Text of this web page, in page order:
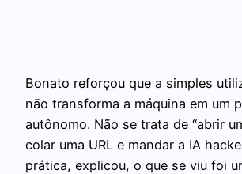
Bonato reforçou que a simples
não transforma a máquina em um
autônomo. Não se trata de “abrir
colar uma URL e mandar a IA
prática, explicou, o que se viu foi